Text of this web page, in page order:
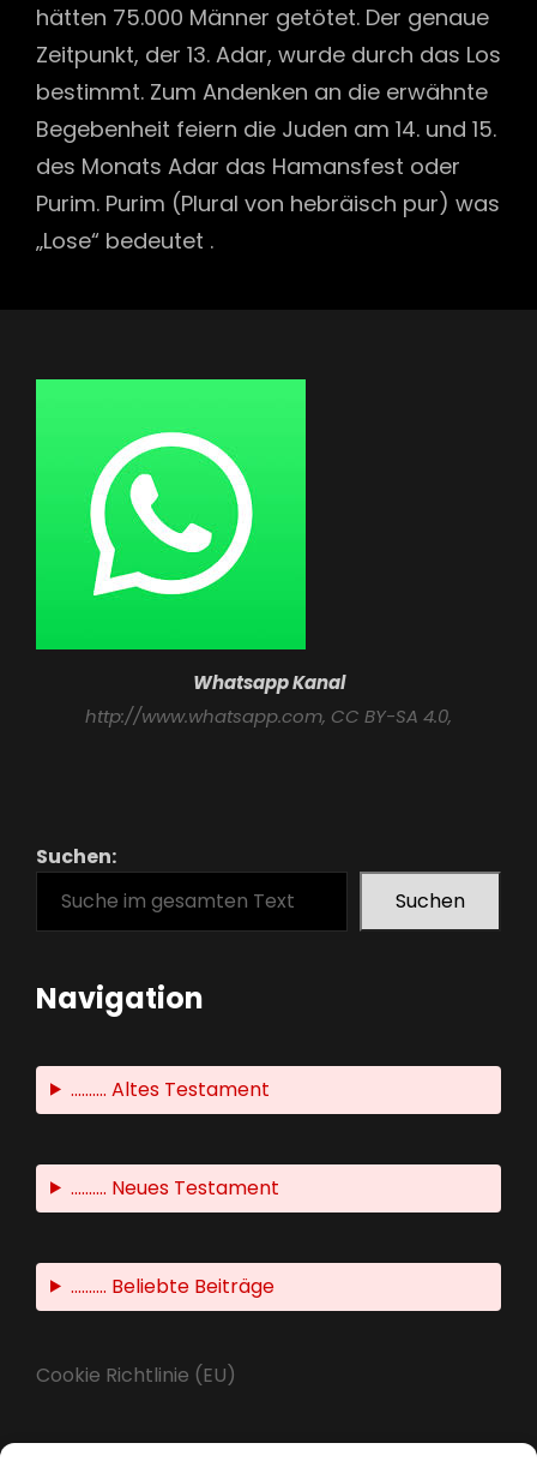
hätten 75.000 Männer getötet. Der genaue
Zeitpunkt, der 13. Adar, wurde durch das Los
bestimmt. Zum Andenken an die erwähnte
Begebenheit feiern die Juden am 14. und 15.
des Monats Adar das Hamansfest oder
Purim. Purim (Plural von hebräisch pur) was
„Lose“ bedeutet .
Whatsapp Kanal
http://www.whatsapp.com, CC BY-SA 4.0,
Suchen:
Suchen
Navigation
.......... Altes Testament
.......... Neues Testament
.......... Beliebte Beiträge
Cookie Richtlinie (EU)